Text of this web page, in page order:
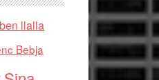
llalla
Bebja